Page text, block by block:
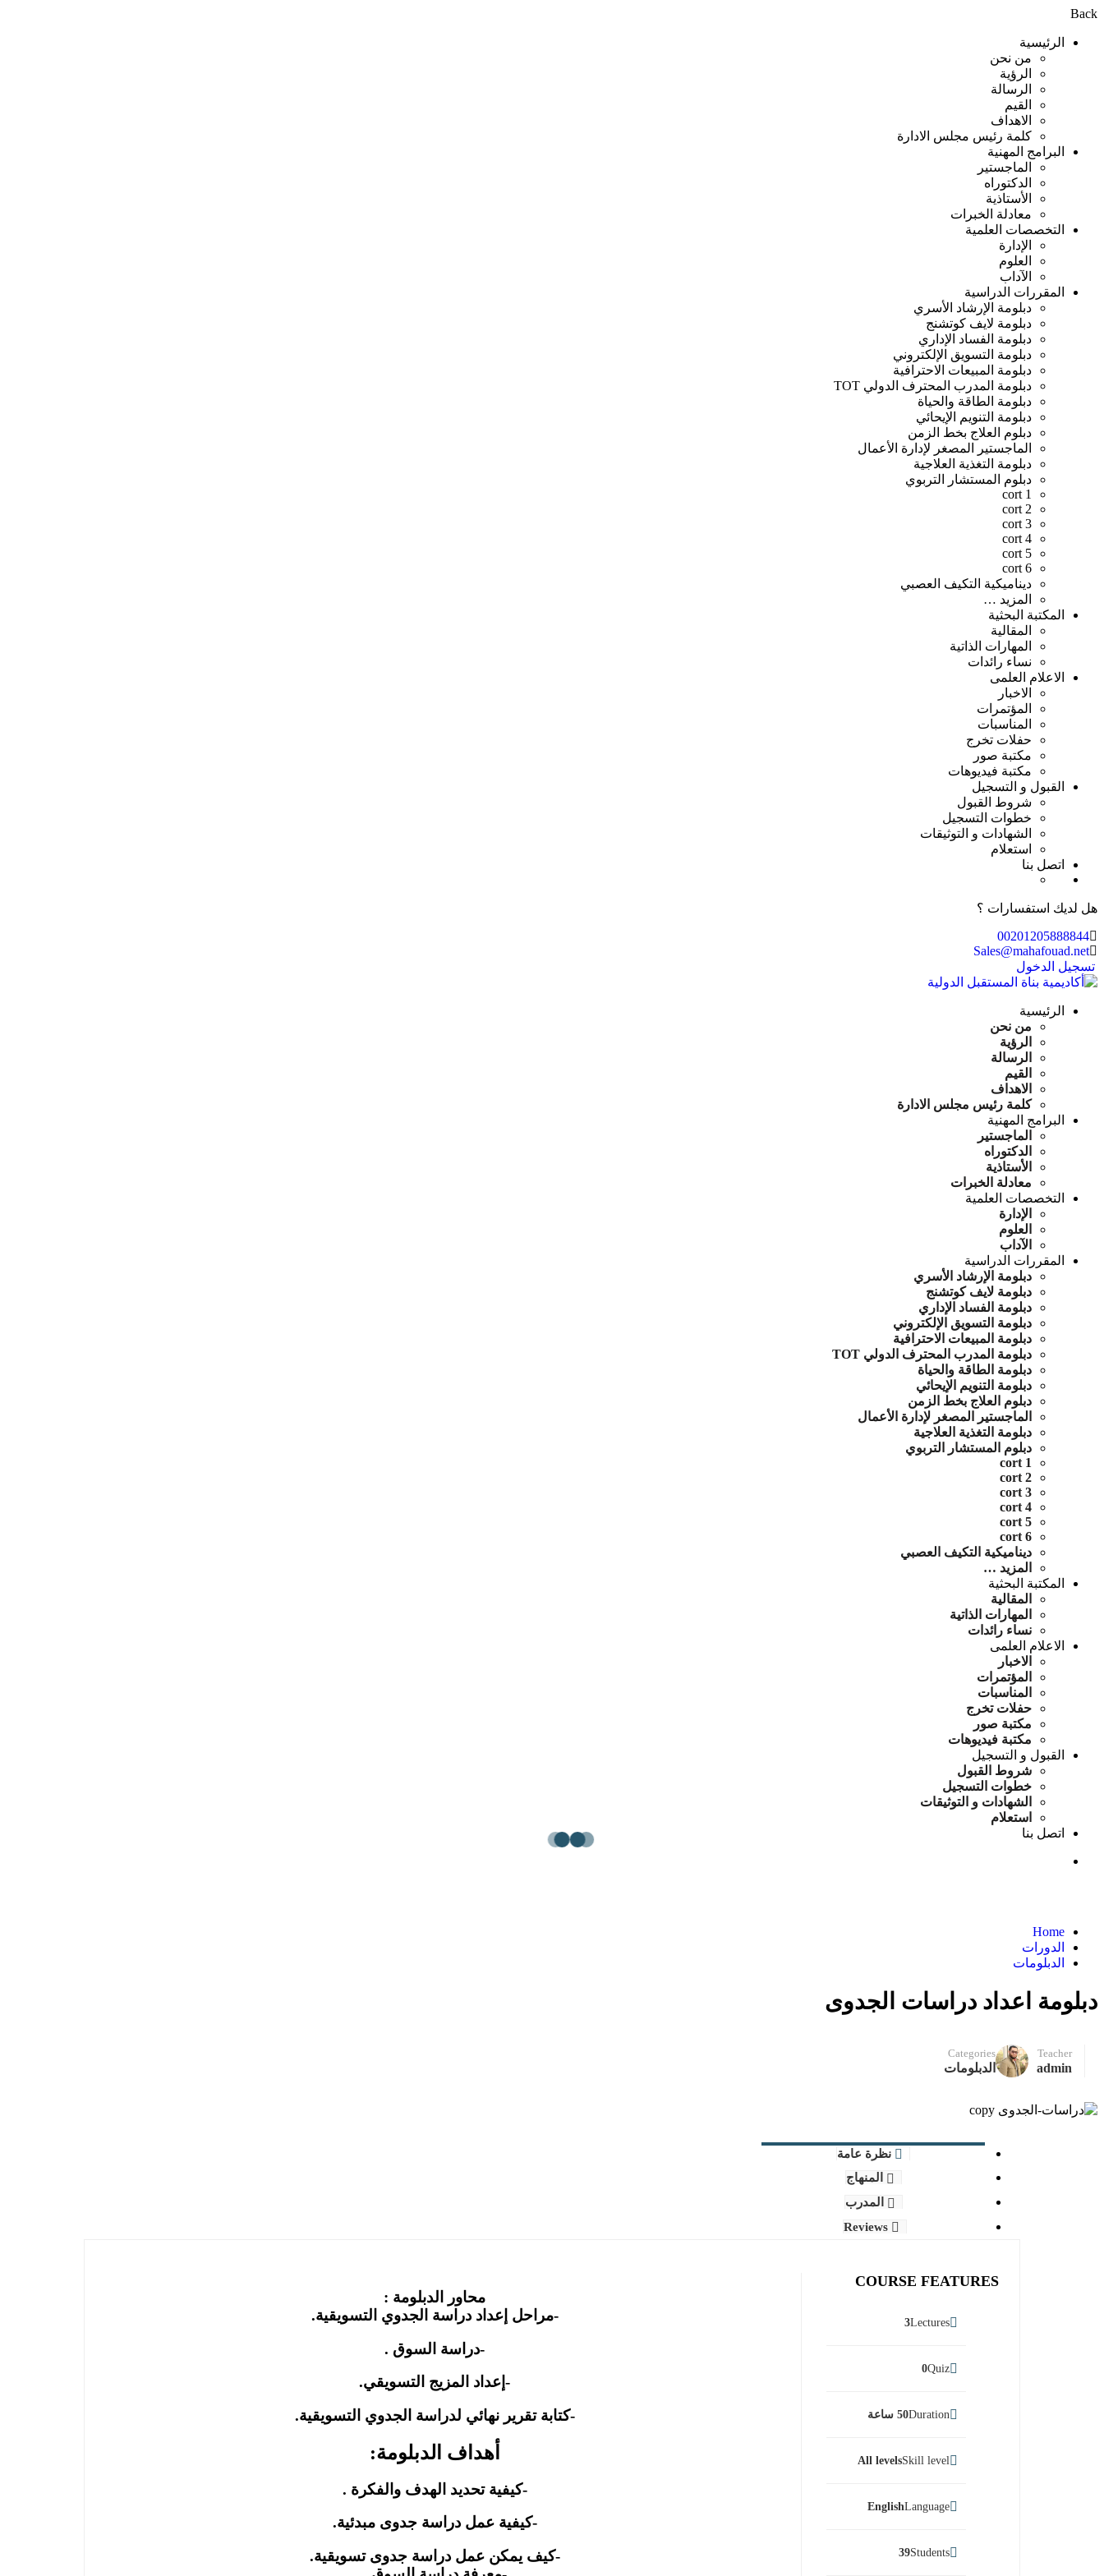
Back
الرئيسية
من نحن
الرؤية
الرسالة
القيم
الاهداف
كلمة رئيس مجلس الادارة
البرامج المهنية
الماجستير
الدكتوراه
الأستاذية
معادلة الخبرات
التخصصات العلمية
الإدارة
العلوم
الآداب
المقررات الدراسية
دبلومة الإرشاد الأسري
دبلومة لايف كوتشنج
دبلومة الفساد الإداري
دبلومة التسويق الإلكتروني
دبلومة المبيعات الاحترافية
دبلومة المدرب المحترف الدولي TOT
دبلومة الطاقة والحياة
دبلومة التنويم الإيحائي
دبلوم العلاج بخط الزمن
الماجستير المصغر لإدارة الأعمال
دبلومة التغذية العلاجية
دبلوم المستشار التربوي
cort 1
cort 2
cort 3
cort 4
cort 5
cort 6
ديناميكية التكيف العصبي
المزيد …
المكتبة البحثية
المقالية
المهارات الذاتية
نساء رائدات
الاعلام العلمى
الاخبار
المؤتمرات
المناسبات
حفلات تخرج
مكتبة صور
مكتبة فيديوهات
القبول و التسجيل
شروط القبول
خطوات التسجيل
الشهادات و التوثيقات
استعلام
اتصل بنا
هل لديك استفسارات ؟
00201205888844
Sales@mahafouad.net
تسجيل الدخول
الرئيسية
من نحن
الرؤية
الرسالة
القيم
الاهداف
كلمة رئيس مجلس الادارة
البرامج المهنية
الماجستير
الدكتوراه
الأستاذية
معادلة الخبرات
التخصصات العلمية
الإدارة
العلوم
الآداب
المقررات الدراسية
دبلومة الإرشاد الأسري
دبلومة لايف كوتشنج
دبلومة الفساد الإداري
دبلومة التسويق الإلكتروني
دبلومة المبيعات الاحترافية
دبلومة المدرب المحترف الدولي TOT
دبلومة الطاقة والحياة
دبلومة التنويم الإيحائي
دبلوم العلاج بخط الزمن
الماجستير المصغر لإدارة الأعمال
دبلومة التغذية العلاجية
دبلوم المستشار التربوي
cort 1
cort 2
cort 3
cort 4
cort 5
cort 6
ديناميكية التكيف العصبي
المزيد …
المكتبة البحثية
المقالية
المهارات الذاتية
نساء رائدات
الاعلام العلمى
الاخبار
المؤتمرات
المناسبات
حفلات تخرج
مكتبة صور
مكتبة فيديوهات
القبول و التسجيل
شروط القبول
خطوات التسجيل
الشهادات و التوثيقات
استعلام
اتصل بنا
Home
الدورات
الدبلومات
دبلومة اعداد دراسات الجدوى
Teacher
admin
Categories
الدبلومات
نظرة عامة
المنهاج
المدرب
Reviews
محاور الدبلومة :
-مراحل إعداد دراسة الجدوي التسويقية.
-دراسة السوق .
-إعداد المزيج التسويقي.
-كتابة تقرير نهائي لدراسة الجدوي التسويقية.
أهداف الدبلومة:
-كيفية تحديد الهدف والفكرة .
-كيفية عمل دراسة جدوى مبدئية.
-كيف يمكن عمل دراسة جدوى تسويقية.
COURSE FEATURES
Lectures
3
Quiz
0
Duration50 ساعة
Skill level
All levels
Language
English
Students
39